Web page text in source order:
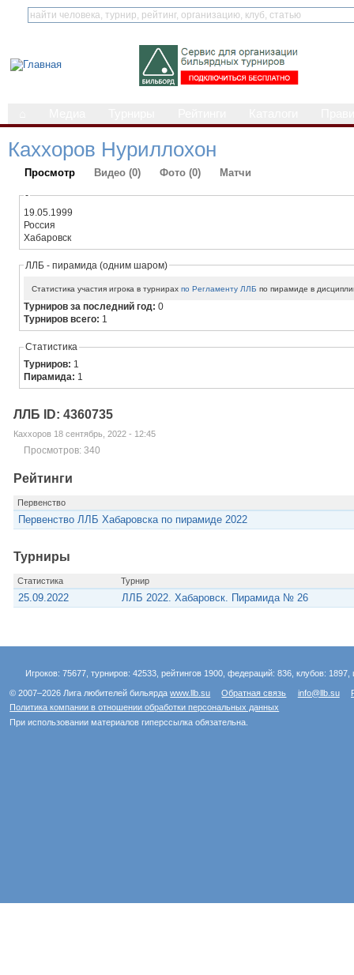
Каххоров Нуриллохон
Просмотр Видео (0) Фото (0) Матчи
-
19.05.1999
Россия
Хабаровск
ЛЛБ - пирамида (одним шаром)
Статистика участия игрока в турнирахпо Регламенту ЛЛБ по пирамиде в
Турниров за последний год:0
Турниров всего: 1
Статистика
Турниров: 1
Пирамида: 1
ЛЛБ ID: 4360735
Каххоров 18 сентябрь, 2022 - 12:45
Просмотров: 340
Рейтинги
Первенство
Первенство ЛЛБ Хабаровска по пирамиде 2022
Турниры
Статистика Турнир
25.09.2022 ЛЛБ 2022. Хабаровск. Пирамида № 26
Игроков: 75677, турниров: 42533, рейтингов 1900, федераций: 836, клубов:
© 2007–2026 Лига любителей бильярдаwww.llb.su Обратная связь info@llb.su
Политика компании в отношении обработки персональных данных
При использовании материалов гиперссылка обязательна.